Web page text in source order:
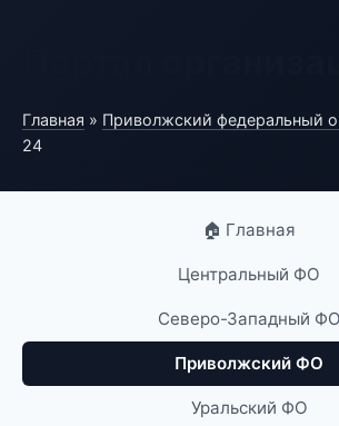
Главная » Приволжский федеральный
24
🏠 Главная
Центральный ФО
Северо-Западный ФО
Приволжский ФО
Уральский ФО